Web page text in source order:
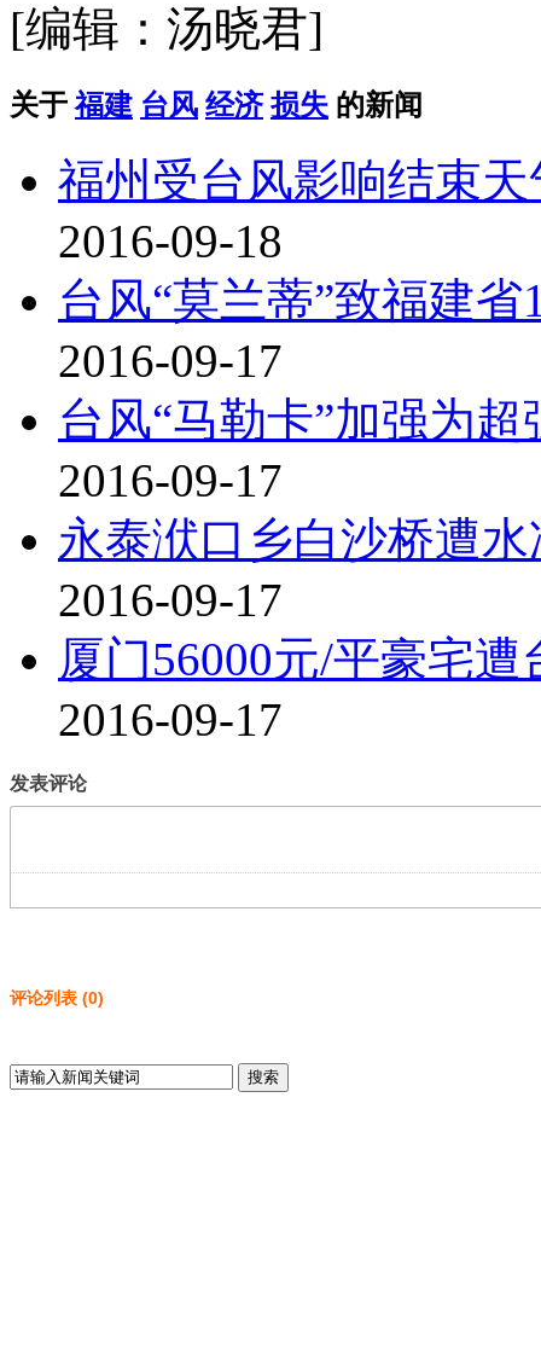
[编辑：汤晓君]
关于 福建 台风 经济 损失 的新闻
福州受台风影响结束
2016-09-18
台风“莫兰蒂”致福建
2016-09-17
台风“马勒卡”加强为
2016-09-17
永泰洑口乡白沙桥遭
2016-09-17
厦门56000元/平豪宅
2016-09-17
发表评论
评论列表 (0)